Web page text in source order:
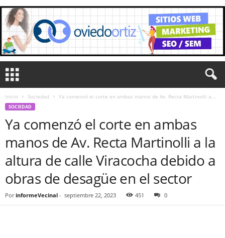
Inicio Sociedad Ya comenzó el corte en ambas manos de Av. Recta Martinolli a...
SOCIEDAD
Ya comenzó el corte en ambas
manos de Av. Recta Martinolli a la
altura de calle Viracocha debido a
obras de desagüe en el sector
Por informeVecinal - septiembre 22, 2023 451 0